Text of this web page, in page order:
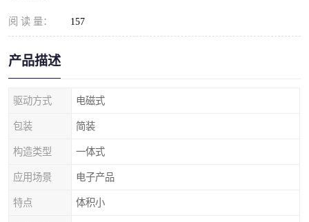
阅 读 量： 157
产品描述
驱动方式 电磁式
包装 简装
构造类型 一体式
应用场景 电子产品
特点 体积小